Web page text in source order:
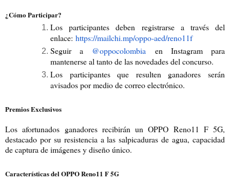
¿Cómo Participar?
Los participantes deben registrarse a través del
enlace: https://mailchi.mp/oppo-aed/reno11f
Seguir a
@oppocolombia en Instagram para
mantenerse al tanto de las novedades del concurso.
Los participantes que resulten ganadores serán
avisados por medio de correo electrónico.
Premios Exclusivos
Los afortunados ganadores recibirán un OPPO Reno11 F 5G,
destacado por su resistencia a las salpicaduras de agua, capacidad
de captura de imágenes y diseño único.
Características del OPPO Reno11 F 5G